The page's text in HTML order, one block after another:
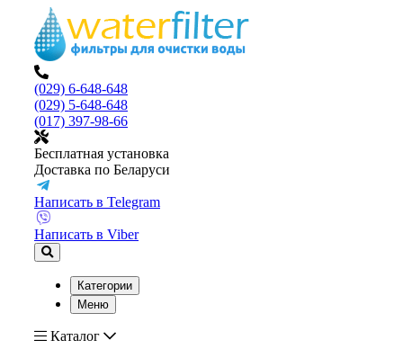
(029) 6-648-648
(029) 5-648-648
(017) 397-98-66
Бесплатная установка
Доставка по Беларуси
Написать в Telegram
Написать в Viber
Категории
Меню
Каталог